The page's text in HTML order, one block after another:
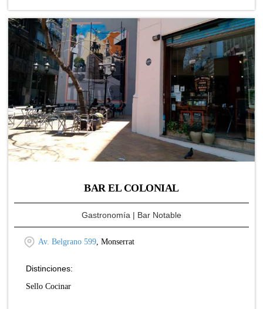
BAR EL COLONIAL
Gastronomía | Bar Notable
Av. Belgrano 599, Monserrat
Distinciones:
Sello Cocinar